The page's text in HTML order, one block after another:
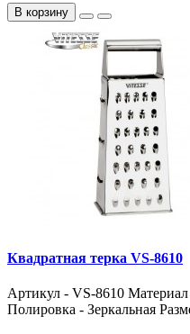
В корзину
Квадратная терка VS-8610
Артикул - VS-8610
Полировка - Зеркальная